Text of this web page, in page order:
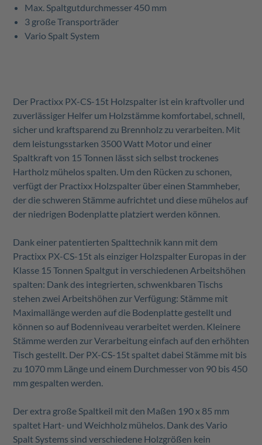
Max. Spaltgutdurchmesser 450 mm
3 große Transporträder
Vario Spalt System
Der Practixx PX-CS-15t Holzspalter ist ein kraftvoller und
zuverlässiger Helfer um Holzstämme komfortabel, schnell,
sicher und kraftsparend zu Brennholz zu verarbeiten. Mit
dem leistungsstarken 3500 Watt Motor und einer
Spaltkraft von 15 Tonnen lässt sich selbst trockenes
Hartholz mühelos spalten. Um den Rücken zu schonen,
verfügt der Practixx Holzspalter über einen Stammheber,
der die schweren Stämme aufrichtet und diese mühelos auf
der niedrigen Bodenplatte platziert werden können.
Dank einer patentierten Spalttechnik kann mit dem
Practixx PX-CS-15t als einziger Holzspalter Europas in der
Klasse 15 Tonnen Spaltgut in verschiedenen Arbeitshöhen
spalten: Dank des integrierten, schwenkbaren Tischs
stehen zwei Arbeitshöhen zur Verfügung: Stämme mit
Maximallänge werden auf die Bodenplatte gestellt und
können so auf Bodenniveau verarbeitet werden. Kleinere
Stämme werden zur Verarbeitung einfach auf den erhöhten
Tisch gestellt. Der PX-CS-15t spaltet dabei Stämme mit bis
zu 1070 mm Länge und einem Durchmesser von 90 bis 450
mm gespalten werden.
Der extra große Spaltkeil mit den Maßen 190 x 85 mm
spaltet Hart- und Weichholz mühelos. Dank des Vario
Spalt Systems sind verschiedene Holzgrößen kein